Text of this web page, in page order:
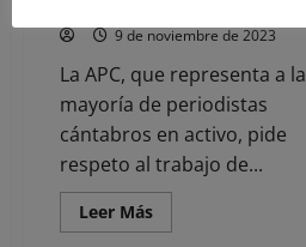
la
de
cine
‘Puntos
de
Fuga’
9 de noviembre de 2023
La APC, que representa a la
mayoría de periodistas
cántabros en activo, pide
respeto al trabajo de...
Leer MásLeer
más